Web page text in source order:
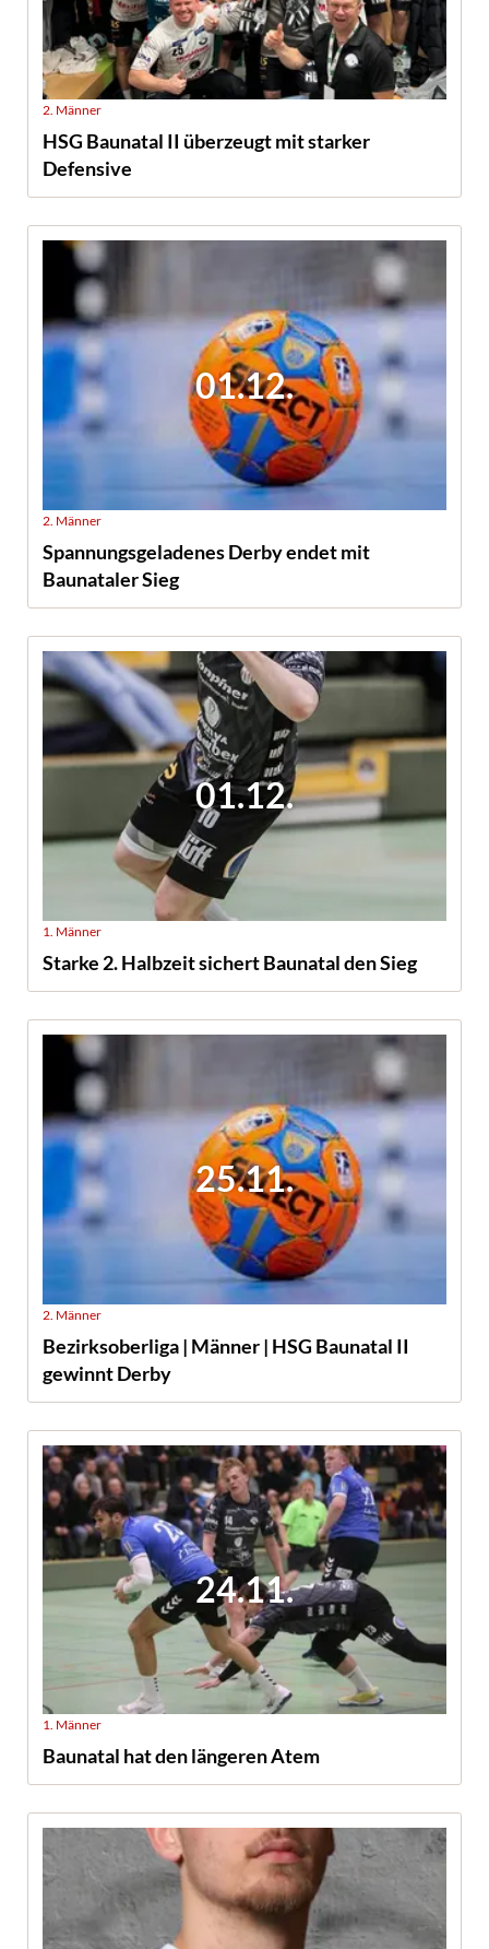
2. Männer
HSG Baunatal II überzeugt mit starker
Defensive
01.12.
2. Männer
Spannungsgeladenes Derby endet mit
Baunataler Sieg
01.12.
1. Männer
Starke 2. Halbzeit sichert Baunatal den Sieg
25.11.
2. Männer
Bezirksoberliga | Männer | HSG Baunatal II
gewinnt Derby
24.11.
1. Männer
Baunatal hat den längeren Atem